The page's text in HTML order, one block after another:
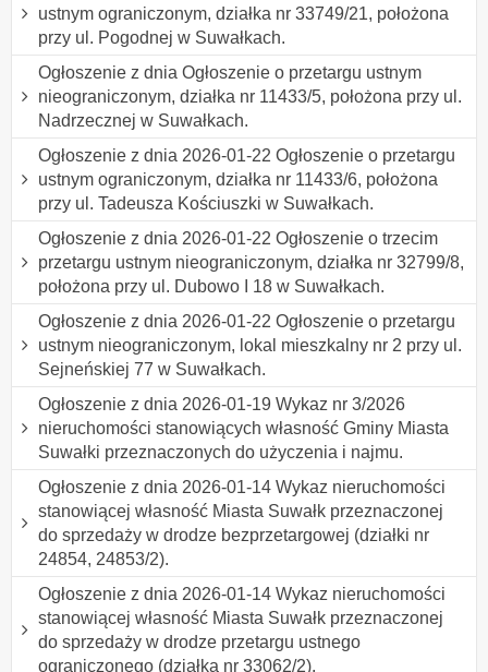
ustnym ograniczonym, działka nr 33749/21, położona
przy ul. Pogodnej w Suwałkach.
Ogłoszenie z dnia Ogłoszenie o przetargu ustnym
nieograniczonym, działka nr 11433/5, położona przy ul.
Nadrzecznej w Suwałkach.
Ogłoszenie z dnia 2026-01-22 Ogłoszenie o przetargu
ustnym ograniczonym, działka nr 11433/6, położona
przy ul. Tadeusza Kościuszki w Suwałkach.
Ogłoszenie z dnia 2026-01-22 Ogłoszenie o trzecim
przetargu ustnym nieograniczonym, działka nr 32799/8,
położona przy ul. Dubowo I 18 w Suwałkach.
Ogłoszenie z dnia 2026-01-22 Ogłoszenie o przetargu
ustnym nieograniczonym, lokal mieszkalny nr 2 przy ul.
Sejneńskiej 77 w Suwałkach.
Ogłoszenie z dnia 2026-01-19 Wykaz nr 3/2026
nieruchomości stanowiących własność Gminy Miasta
Suwałki przeznaczonych do użyczenia i najmu.
Ogłoszenie z dnia 2026-01-14 Wykaz nieruchomości
stanowiącej własność Miasta Suwałk przeznaczonej
do sprzedaży w drodze bezprzetargowej (działki nr
24854, 24853/2).
Ogłoszenie z dnia 2026-01-14 Wykaz nieruchomości
stanowiącej własność Miasta Suwałk przeznaczonej
do sprzedaży w drodze przetargu ustnego
ograniczonego (działka nr 33062/2).